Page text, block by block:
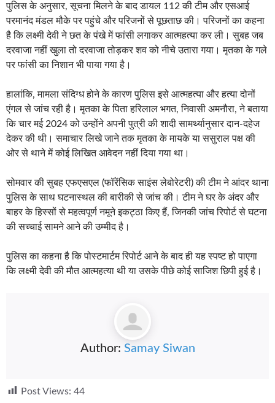
पुलिस के अनुसार, सूचना मिलने के बाद डायल 112 की टीम और एसआई
परमानंद मंडल मौके पर पहुंचे और परिजनों से पूछताछ की। परिजनों का कहना
है कि लक्ष्मी देवी ने छत के पंखे में फांसी लगाकर आत्महत्या कर ली। सुबह जब
दरवाजा नहीं खुला तो दरवाजा तोड़कर शव को नीचे उतारा गया। मृतका के गले
पर फांसी का निशान भी पाया गया है।
हालांकि, मामला संदिग्ध होने के कारण पुलिस इसे आत्महत्या और हत्या दोनों
एंगल से जांच रही है। मृतका के पिता हरिलाल भगत, निवासी अमनौरा, ने बताया
कि चार मई 2024 को उन्होंने अपनी पुत्री की शादी सामर्थ्यानुसार दान-दहेज
देकर की थी। समाचार लिखे जाने तक मृतका के मायके या ससुराल पक्ष की
ओर से थाने में कोई लिखित आवेदन नहीं दिया गया था।
सोमवार की सुबह एफएसएल (फॉरेंसिक साइंस लेबोरेटरी) की टीम ने आंदर थाना
पुलिस के साथ घटनास्थल की बारीकी से जांच की। टीम ने घर के अंदर और
बाहर के हिस्सों से महत्वपूर्ण नमूने इकट्ठा किए हैं, जिनकी जांच रिपोर्ट से घटना
की सच्चाई सामने आने की उम्मीद है।
पुलिस का कहना है कि पोस्टमार्टम रिपोर्ट आने के बाद ही यह स्पष्ट हो पाएगा
कि लक्ष्मी देवी की मौत आत्महत्या थी या उसके पीछे कोई साजिश छिपी हुई है।
Author: Samay Siwan
Post Views: 44